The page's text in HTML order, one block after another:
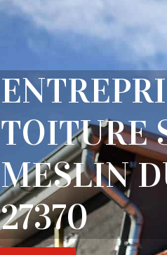
TOITURE
MESLIN
27370